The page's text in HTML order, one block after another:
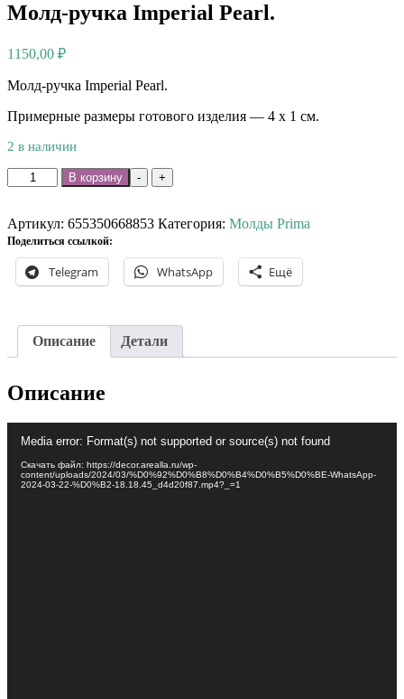
Молд-ручка Imperial Pearl.
1150,00 ₽
Молд-ручка Imperial Pearl.
Примерные размеры готового изделия — 4 х 1 см.
2 в наличии
-
Количество
товара
ручка
Imperial
Pearl.
+
В корзину
Артикул: 655350668853 Категория: Молды Prima
Поделиться ссылкой:
Telegram WhatsApp Ещё
Описание Детали
Описание
Media error: Format(s) not supported or source(s) not found
Скачать файл: https://decor.arealla.ru/wp-
content/uploads/2024/03/%D0%92%D0%B8%D0%B4%D0%B5%D0%BE-WhatsApp-
2024-03-22-%D0%B2-18.18.45_d4d20f87.mp4?_=1